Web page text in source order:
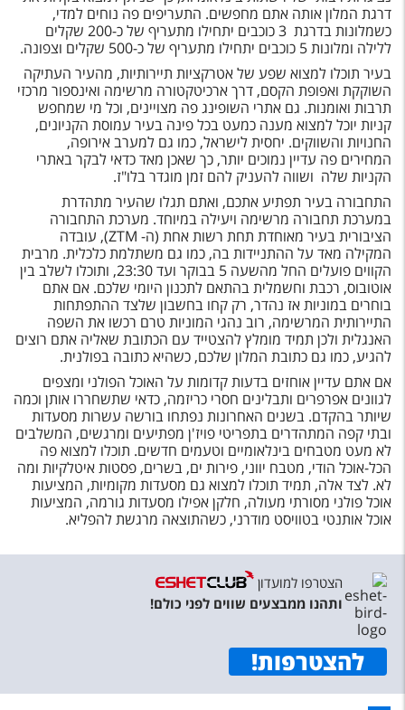
קרוז
מגזין אשת
שירות לקוחות
טופס צור קשר
תקנון
נגישות
עקבו אחרינו
דרגת המלון אותה אתם מחפשים. התעריפים פה נוחים למדי,
כשמלונות בדרגת 3 כוכבים יתחילו מתעריף של כ-200 שקלים
ללילה ומלונות 5 כוכבים יתחילו מתעריף של כ-500 שקלים וצפונה.
בעיר תוכלו למצוא שפע של אטרקציות תיירותיות, מהעיר העתיקה
השוקקת ואפופת הקסם, דרך ארכיטקטורה מרשימה ואינספור מרכזי
תרבות ואומנות. גם אתרי השופינג פה מצויינים, וכל מי שמחפש
קניות יוכל למצוא מענה כמעט בכל פינה בעיר עמוסת הקניונים,
החנויות והשווקים. יחסית לישראל, כמו גם למערב אירופה,
המחירים פה עדיין נמוכים יותר, כך שאכן מאד כדאי לבקר באתרי
הקניות שלה ושווה להעניק להם זמן מוגדר בלו"ז.
התחבורה בעיר תפתיע אתכם, ואתם תגלו שהעיר מתהדרת
במערכת תחבורה מרשימה ויעילה במיוחד. מערכת התחבורה
הציבורית בעיר מאוחדת תחת רשות אחת (ה- ZTM), עובדה
המקילה מאד על ההתניידות בה, כמו גם משתלמת כלכלית. מרבית
הקווים פועלים החל מהשעה 5 בבוקר ועד 23:30, ותוכלו לשלב בין
אוטובוס, רכבת וחשמלית בהתאם לתכנון היומי שלכם. אם אתם
בוחרים במוניות אז נהדר, רק קחו בחשבון שלצד ההתפתחות
התיירותית המרשימה, רוב נהגי המוניות טרם רכשו את השפה
האנגלית ולכן תמיד מומלץ להצטייד עם הכתובת שאליה אתם רוצים
להגיע, כמו גם כתובת המלון שלכם, כשהיא כתובה בפולנית.
אם אתם עדיין אוחזים בדעות קדומות על האוכל הפולני ומצפים
לגוונים אפרפרים ותבלינים חסרי כריזמה, כדאי שתשחררו אותן וכמה
שיותר בהקדם. בשנים האחרונות נפתחו בורשה עשרות מסעדות
ובתי קפה המתהדרים בתפריטי פויז'ן מפתיעים ומרגשים, המשלבים
לא מעט מטבחים בינלאומיים וטעמים חדשים. תוכלו למצוא פה
הכל-אוכל הודי, מטבח יווני, פירות ים, בשרים, פסטות איטלקיות ומה
לא. לצד אלה, תמיד תוכלו למצוא גם מסעדות מקומיות, המציעות
אוכל פולני מסורתי מעולה, חלקן אפילו מסעדות גורמה, המציעות
אוכל אותנטי בטוויסט מודרני, כשהתוצאה מרגשת להפליא.
הצטרפו למועדון
ותהנו ממבצעים שווים לפני כולם!
להצטרפות!